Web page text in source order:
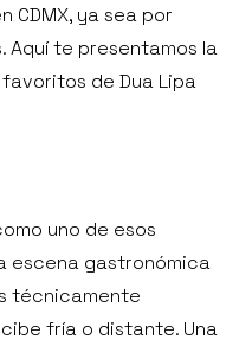
CDMX, ya sea por
te presentamos la
de Dua Lipa
uno de esos
escena gastronómica
técnicamente
fría o distante. Una